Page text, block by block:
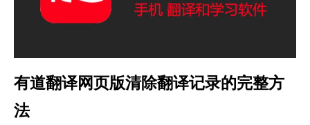
有道翻译网页版清除翻译记录的完整方
法